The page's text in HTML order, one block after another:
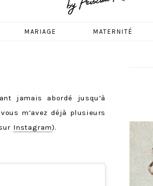
MARIAGE MATERNITÉ
jamais abordé jusqu’à
m’avez déjà plusieurs
Instagram).